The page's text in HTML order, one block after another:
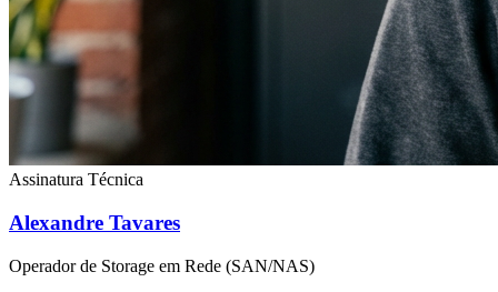
Assinatura Técnica
Alexandre Tavares
Operador de Storage em Rede (SAN/NAS)